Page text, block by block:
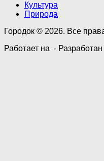
Культура
Природа
Городок © 2026. Все
Работает на - Разработан